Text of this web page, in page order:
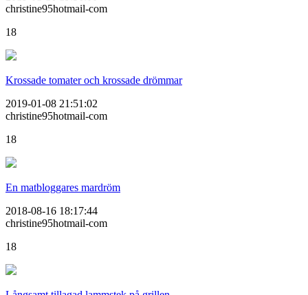
christine95hotmail-com
18
Krossade tomater och krossade drömmar
2019-01-08 21:51:02
christine95hotmail-com
18
En matbloggares mardröm
2018-08-16 18:17:44
christine95hotmail-com
18